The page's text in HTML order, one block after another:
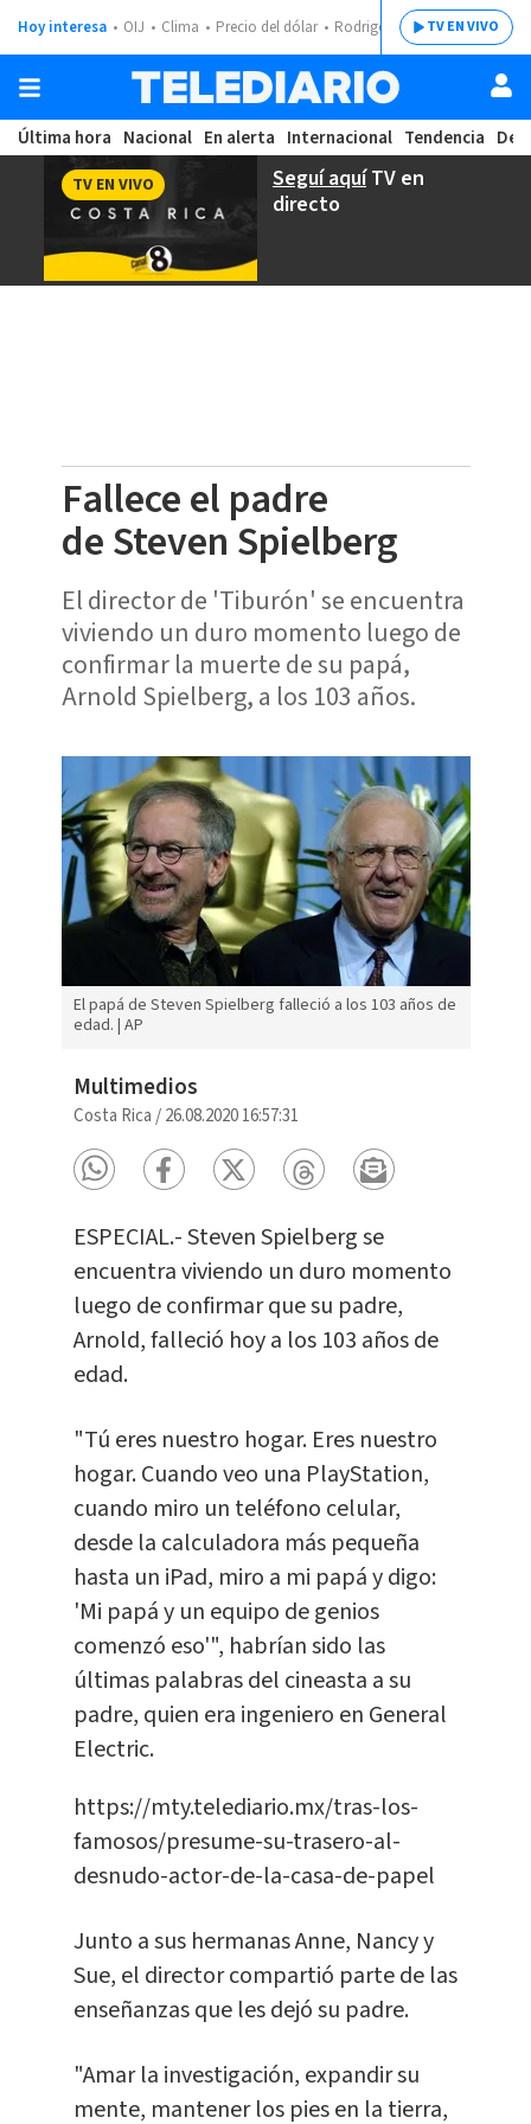
Hoy interesa OIJ Clima Precio del dólar Rodrigo ChavesTV EN VIVO
Última hora Nacional En alerta Internacional Tendencia
Seguí aquíTV en
directo
TV EN VIVO
Fallece el padre
de Steven Spielberg
El director de 'Tiburón' se encuentra
viviendo un duro momento luego de
confirmar la muerte de su papá,
Arnold Spielberg, a los 103 años.
El papá de Steven Spielberg falleció a los 103 años de
edad. | AP
Multimedios
Costa Rica /26.08.2020 16:57:31
ESPECIAL.- Steven Spielberg se
encuentra viviendo un duro momento
luego de confirmar que su padre,
Arnold, falleció hoy a los 103 años de
edad.
"Tú eres nuestro hogar. Eres nuestro
hogar. Cuando veo una PlayStation,
cuando miro un teléfono celular,
desde la calculadora más pequeña
hasta un iPad, miro a mi papá y digo:
'Mi papá y un equipo de genios
comenzó eso'", habrían sido las
últimas palabras del cineasta a su
padre, quien era ingeniero en General
Electric.
https://mty.telediario.mx/tras-los-
famosos/presume-su-trasero-al-
desnudo-actor-de-la-casa-de-papel
Junto a sus hermanas Anne, Nancy y
Sue, el director compartió parte de las
enseñanzas que les dejó su padre.
"Amar la investigación, expandir su
mente, mantener los pies en la tierra,